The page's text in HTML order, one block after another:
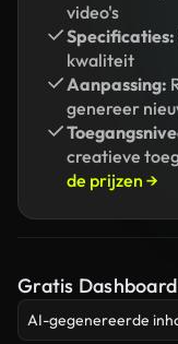
video's
Specificaties:
kwaliteit
Aanpassing:
genereer
creatieve
de prijzen →
Gratis Dashboard
AI-gegenereerde